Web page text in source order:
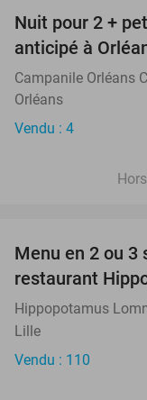
Nuit pour 2 +
anticipé à
Campanile Orléans
Orléans
Vendu : 4
Menu en 2 ou 3
restaurant
Hippopotamus
Lille
Vendu : 110